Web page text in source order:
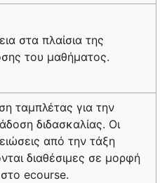
στα πλαίσια της
του μαθήματος.
ταμπλέτας για την
διδασκαλίας. Οι
από την τάξη
διαθέσιμες σε μορφή
ecourse.